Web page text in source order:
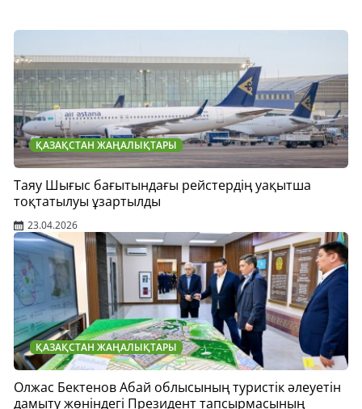
ҚАЗАҚСТАН ЖАҢАЛЫҚТАРЫ
Таяу Шығыс бағытындағы рейстердің уақытша
тоқтатылуы ұзартылды
23.04.2026
ҚАЗАҚСТАН ЖАҢАЛЫҚТАРЫ
Олжас Бектенов Абай облысының туристік әлеуетін
дамыту жөніндегі Президент тапсырмасының